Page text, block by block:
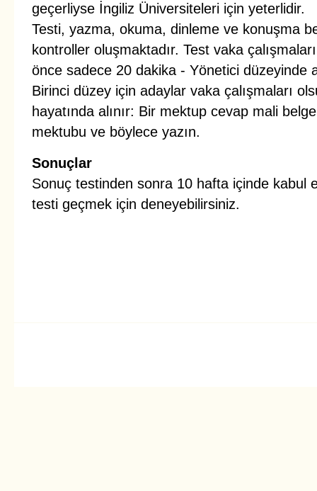
geçerliyse İngiliz Üniversiteleri için yeterlidir.
Testi, yazma, okuma, dinleme ve konuşma
kontroller oluşmaktadır. Test vaka
önce sadece 20 dakika - Yönetici düzeyinde
Birinci düzey için adaylar vaka çalışmaları
hayatında alınır: Bir mektup cevap mali
mektubu ve böylece yazın.
Sonuçlar
Sonuç testinden sonra 10 hafta içinde kabul
testi geçmek için deneyebilirsiniz.